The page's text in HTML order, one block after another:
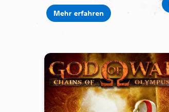
Mehr erfahren